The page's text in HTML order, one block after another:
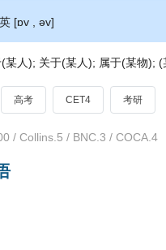
英 [ɒv , əv]
人); 关于(某人); 属于(某物);
高考 CET4 考研
/ Collins.5 / BNC.3 / COCA.4